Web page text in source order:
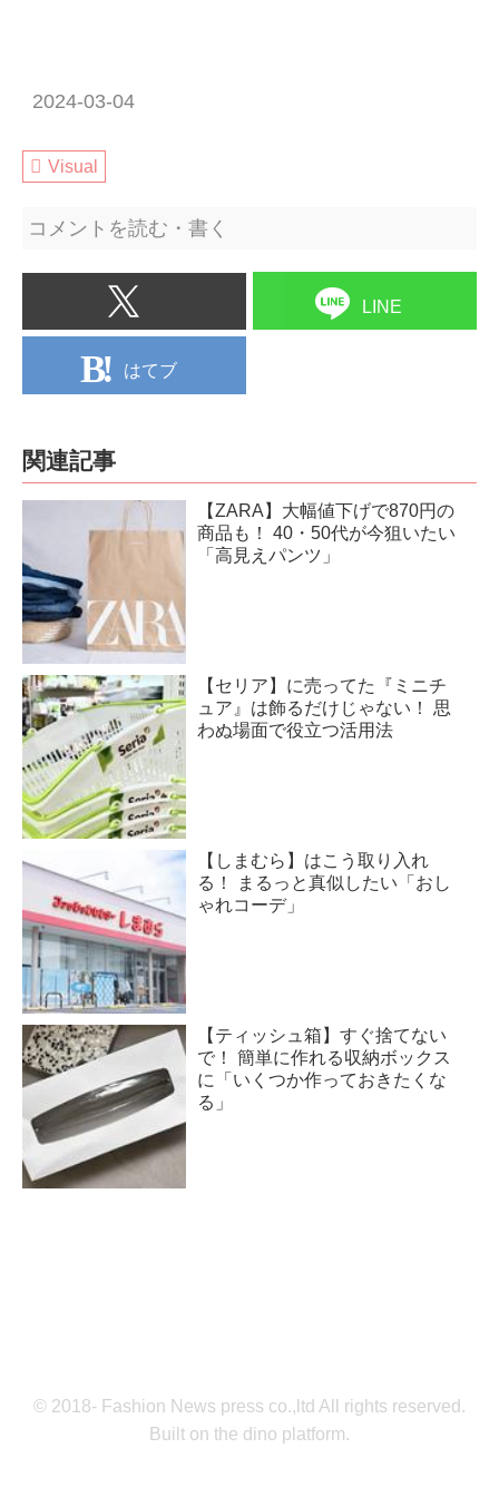
2024-03-04
Visual
コメントを読む・書く
LINE
はてブ
関連記事
【ZARA】大幅値下げで870円の
商品も！ 40・50代が今狙いたい
「高見えパンツ」
【セリア】に売ってた『ミニチ
ュア』は飾るだけじゃない！ 思
わぬ場面で役立つ活用法
【しまむら】はこう取り入れ
る！ まるっと真似したい「おし
ゃれコーデ」
【ティッシュ箱】すぐ捨てない
で！ 簡単に作れる収納ボックス
に「いくつか作っておきたくな
る」
© 2018- Fashion News press co.,ltd All rights reserved.
Built on the dino platform.